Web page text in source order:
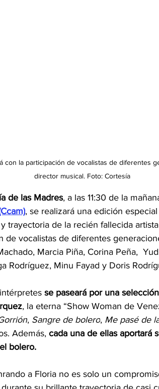
con la participación de vocalistas de diferentes
director musical. Foto: Cortesía
de las Madres, a las 11:30 de la
, se realizará una edición
trayectoria de la recién fallecida
de vocalistas de diferentes
Marcia Piña, Corina Peña,
Rodríguez, Minu Fayad y Doris
se paseará por una
, la eterna “Show Woman de
, Sangre de bolero, Me pasé de
Además, cada una de ellas aportará
bolero.
a Floria no es solo un